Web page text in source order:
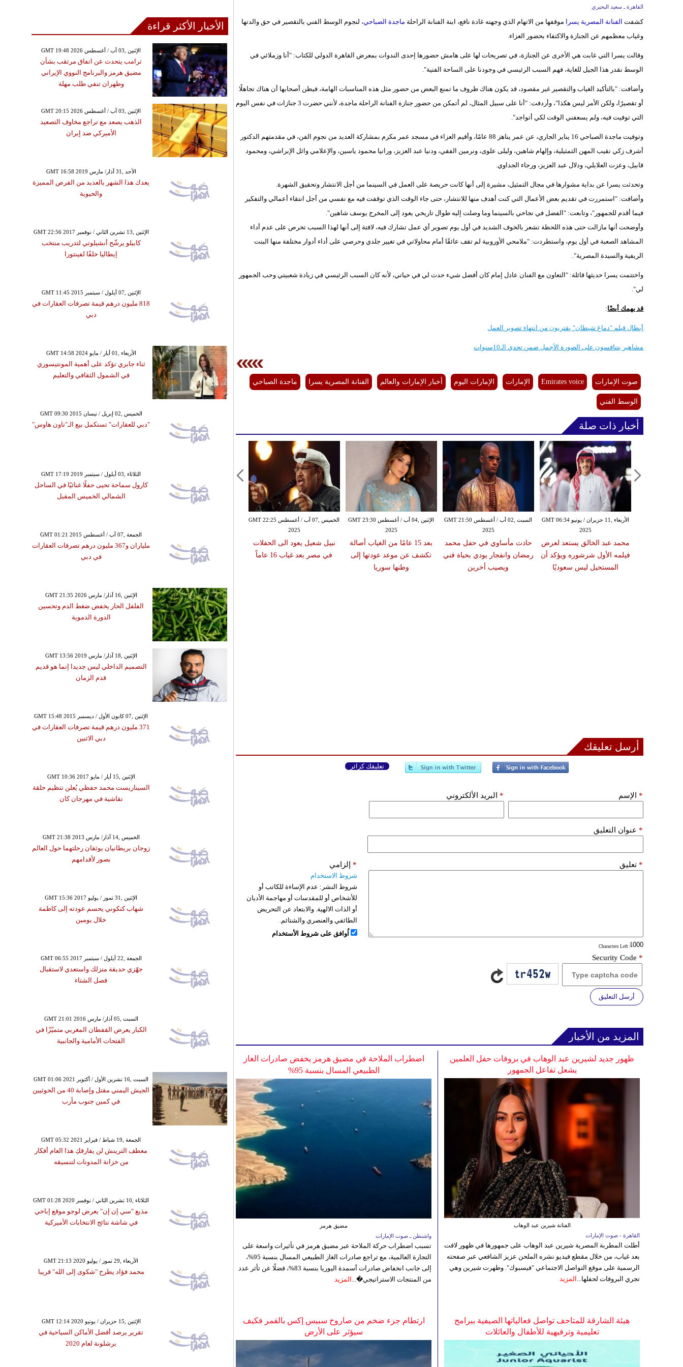
القاهرة ـ سعيد البحيري
كشفتالفنانة المصرية يسرا موقفها من الاتهام الذي وجهته غادة نافع، ابنة الفنانة الراحلة ماجدة الصباحي، لنجوم الوسط الفني بالتقصير في حق والدتها
وغياب معظمهم عن الجنازة والاكتفاء بحضور العزاء.
وقالت يسرا التي غابت هي الأخرى عن الجنازة، في تصريحات لها على هامش حضورها إحدى الندوات بمعرض القاهرة الدولي للكتاب: "أنا وزملائي في
الوسط نقدر هذا الجيل للغاية، فهم السبب الرئيسي في وجودنا على الساحة الفنية".
وأضافت: "بالتأكيد الغياب والتقصير غير مقصود، قد يكون هناك ظروف ما تمنع البعض من حضور مثل هذه المناسبات الهامة، فيظن أصحابها أن هناك تجاهلًا
أو تقصيرًا، ولكن الأمر ليس هكذا"، وأردفت: "أنا على سبيل المثال، لم أتمكن من حضور جنازة الفنانة الراحلة ماجدة، لأنني حضرت 3 جنازات في نفس اليوم
التي توفيت فيه، ولم يسعفني الوقت لكي أتواجد".
وتوفيت ماجدة الصباحي 16 يناير الجاري، عن عمر يناهز 88 عامًا، وأقيم العزاء في مسجد عمر مكرم بمشاركة العديد من نجوم الفن، في مقدمتهم الدكتور
أشرف زكي نقيب المهن التمثيلية، وإلهام شاهين، وليلى علوى، ونرمين الفقي، ودنيا عبد العزيز، ورانيا محمود ياسين، والإعلامي وائل الإبراشي، ومحمود
قابيل، وعزت العلايلي، ودلال عبد العزيز، ورجاء الجداوي.
وتحدثت يسرا عن بداية مشوارها في مجال التمثيل، مشيرة إلى أنها كانت حريصة على العمل في السينما من أجل الانتشار وتحقيق الشهرة.
وأضافت: "استمررت في تقديم بعض الأعمال التي كنت أهدف منها للانتشار، حتى جاء الوقت الذي توقفت فيه مع نفسي من أجل انتقاء أعمالي والتفكير
فيما أقدم للجمهور"، وتابعت: "الفضل في نجاحي بالسينما وما وصلت إليه طوال تاريخي يعود إلى المخرج يوسف شاهين".
وأوضحت أنها مازالت حتى هذه اللحظة تشعر بالخوف الشديد في أول يوم تصوير أي عمل تشارك فيه، لافتة إلى أنها لهذا السبب تحرص على عدم أداء
المشاهد الصعبة في أول يوم، واستطردت: "ملامحي الأوروبية لم تقف عائقًا أمام محاولاتي في تغيير جلدي وحرصي على أداء أدوار مختلفة منها البنت
الريفية والسيدة المصرية".
واختتمت يسرا حديثها قائلة: "التعاون مع الفنان عادل إمام كان أفضل شيء حدث لي في حياتي، لأنه كان السبب الرئيسي في زيادة شعبيتي وحب الجمهور
لي".
قد يهمك أيضًا:
أبطال فيلم "دماغ شيطان" يقتربون من انتهاء تصوير العمل
مشاهير يتنافسون على الصورة الأجمل ضمن تحدي الـ10سنوات
صوت الإمارات Emirates voice الإمارات الإمارات اليوم أخبار الإمارات والعالم الفنانة المصرية يسرا ماجدة الصباحي
الوسط الفني
أخبار ذات صلة
الخميس ,07 آب / أغسطس GMT 22:25
2025
نبيل شعيل يعود الى الحفلات
في مصر بعد غياب 16 عاماً
الإثنين ,04 آب / أغسطس GMT 23:30
2025
بعد 15 عامًا من الغياب أصالة
تكشف عن موعد عودتها إلى
وطنها سوريا
السبت ,02 آب / أغسطس GMT 21:50
2025
حادث مأساوي في حفل محمد
رمضان وانفجار يودي بحياة فني
ويصيب أخرين
الأربعاء ,11 حزيران / يونيو GMT 06:34
2025
محمد عبد الخالق يستعد لعرض
فيلمه الأول شرشوره ويؤكد أن
المستحيل ليس سعوديًا
أرسل تعليقك
تعليقك كزائر
الإسم * البريد الألكتروني *
عنوان التعليق *
تعليق *
: Characters Left
إلزامي *
شروط الاستخدام
شروط النشر: عدم الإساءة للكاتب أو
للأشخاص أو للمقدسات أو مهاجمة الأديان
أو الذات الالهية. والابتعاد عن التحريض
الطائفي والعنصري والشتائم.
اُوافق على شروط الأستخدام
Security Code *
أرسل التعليق
المزيد من الأخبار
اضطراب الملاحة في مضيق هرمز يخفض صادرات الغاز
الطبيعي المسال بنسبة 95%
مضيق هرمز
واشنطن ـ صوت الإمارات
تسبب اضطراب حركة الملاحة عبر مضيق هرمز في تأثيرات واسعة على
التجارة العالمية، مع تراجع صادرات الغاز الطبيعي المسال بنسبة 95%،
إلى جانب انخفاض صادرات أسمدة اليوريا بنسبة 83%، فضلًا عن تأثر عدد
من المنتجات الاستراتيجي�... المزيد
ظهور جديد لشيرين عبد الوهاب في بروفات حفل العلمين
يشعل تفاعل الجمهور
الفنانة شيرين عبد الوهاب
القاهرة - صوت الإمارات
أطلت المطربة المصرية شيرين عبد الوهاب على جمهورها في ظهور لافت
بعد غياب، من خلال مقطع فيديو نشره الملحن عزيز الشافعي عبر صفحته
الرسمية على موقع التواصل الاجتماعي "فيسبوك". وظهرت شيرين وهي
تجري البروفات لحفلها... المزيد
ارتطام جزء ضخم من صاروخ سبيس إكس بالقمر فكيف
سيؤثر على الأرض
هيئة الشارقة للمتاحف تواصل فعالياتها الصيفية ببرامج
تعليمية وترفيهية للأطفال والعائلات
الأخبار الأكثر قراءة
GMT 19:48 2026 الإثنين ,03 آب / أغسطس
ترامب يتحدث عن اتفاق مرتقب بشأن
مضيق هرمز والبرنامج النووي الإيراني
وطهران تنفي طلب مهلة
GMT 20:15 2026 الإثنين ,03 آب / أغسطس
الذهب يصعد مع تراجع مخاوف التصعيد
الأميركي ضد إيران
GMT 16:58 2019 الأحد ,31 آذار/ مارس
يعدك هذا الشهر بالعديد من الفرص المميزة
والحيوية
GMT 22:56 2017 الإثنين ,13 تشرين الثاني / نوفمبر
كابيلو يرشّح أنشيلوتي لتدريب منتخب
إيطاليا خلفًا لفينتورا
GMT 11:45 2015 الإثنين ,07 أيلول / سبتمبر
818 مليون درهم قيمة تصرفات العقارات في
دبي
GMT 14:58 2024 الأربعاء ,01 أيار / مايو
ثناء جابري تؤكد على أهمية المونتيسوري
في الشمول الثقافي والتعليم
GMT 09:30 2015 الخميس ,02 إبريل / نيسان
"دبي للعقارات" تستكمل بيع الـ"تاون هاوس"
GMT 17:19 2019 الثلاثاء ,03 أيلول / سبتمبر
كارول سماحة تحيى حفلًا غنائيًا في الساحل
الشمالي الخميس المقبل
GMT 01:21 2015 الجمعة ,07 آب / أغسطس
ملياران و367 مليون درهم تصرفات العقارات
في دبي
GMT 21:35 2026 الإثنين ,16 آذار/ مارس
الفلفل الحار يخفض ضغط الدم وتحسين
الدورة الدموية
GMT 13:56 2019 الإثنين ,18 آذار/ مارس
التصميم الداخلي ليس جديدا إنما هو قديم
قدم الزمان
GMT 15:48 2015 الإثنين ,07 كانون الأول / ديسمبر
371 مليون درهم قيمة تصرفات العقارات في
دبي الاثنين
GMT 10:36 2017 الإثنين ,15 أيار / مايو
السيناريست محمد حفظي يُعلن تنظيم حلقة
نقاشية في مهرجان كان
GMT 21:38 2013 الخميس ,14 آذار/ مارس
زوجان بريطانيان يوثقان رحلتهما حول العالم
بصور لأقدامهم
GMT 15:36 2017 الإثنين ,31 تموز / يوليو
شهاب كنكوني يحسم عودته إلى كاظمة
خلال يومين
GMT 06:55 2017 الجمعة ,22 أيلول / سبتمبر
جهّزي حديقة منزلك واستعدي لاستقبال
فصل الشتاء
GMT 21:01 2016 السبت ,05 آذار/ مارس
الكبار يعرض القفطان المغربي متميّزًا في
الفتحات الأمامية والجانبية
GMT 01:06 2021 السبت ,16 تشرين الأول / أكتوبر
الجيش اليمني مقتل وإصابة 40 من الحوثيين
في كمين جنوب مأرب
GMT 05:32 2021 الجمعة ,19 شباط / فبراير
معطف الترينش لن يفارقكِ هذا العام أفكار
من خزانة المدونات لتنسيقه
GMT 01:28 2020 الثلاثاء ,10 تشرين الثاني / نوفمبر
مذيع "سي إن إن" يعرض لوجو موقع إباحي
في شاشة نتائج الانتخابات الأميركية
GMT 21:13 2020 الأربعاء ,29 تموز / يوليو
محمد فؤاد يطرح "شكوى إلى الله" قريبا
GMT 12:14 2020 الإثنين ,15 حزيران / يونيو
تقرير يرصد أفضل الأماكن السياحية في
برشلونة لعام 2020